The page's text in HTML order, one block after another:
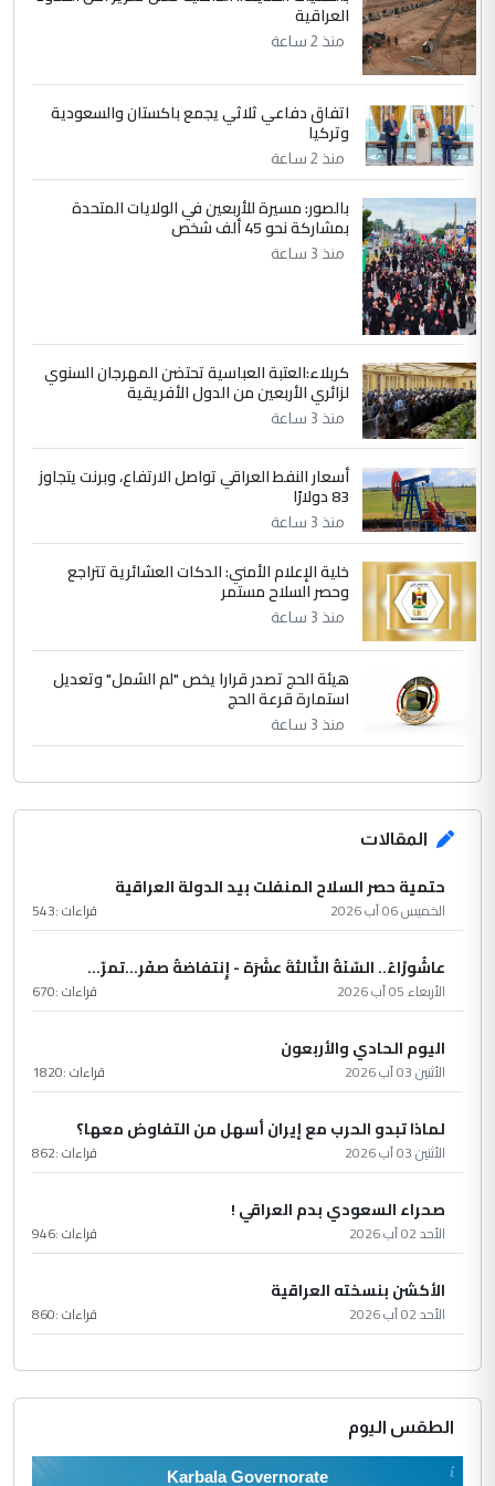
4 سردار
التعليق : واحد من عصابة علي ماما يسقط
جنسية الرافد الثالث للعراق ومن اصول عريقة
الموضوع :
الجواهري يرد على صدام حسين سل
مضجعيك يابن الزنا (نص كامل)
5 سردار
التعليق : واحد من عصابة علي ماما يسقط
جنسية الرافد الثالث للعراق ومن اصول عريقة
ابا فرات ...
الموضوع :الجواهري يرد على صدام حسين سل
مضجعيك يابن الزنا (نص كامل)
العراقية
منذ 2 ساعة
اتفاق دفاعي ثلاثي يجمع باكستان والسعودية
وتركيا
منذ 2 ساعة
بالصور: مسيرة للأربعين في الولايات المتحدة
بمشاركة نحو 45 ألف شخص
منذ 3 ساعة
كربلاء:العتبة العباسية تحتضن المهرجان السنوي
لزائري الأربعين من الدول الأفريقية
منذ 3 ساعة
أسعار النفط العراقي تواصل الارتفاع، وبرنت يتجاوز
83 دولارًا
منذ 3 ساعة
خلية الإعلام الأمني: الدكات العشائرية تتراجع
وحصر السلاح مستمر
منذ 3 ساعة
هيئة الحج تصدر قرارا يخص "لم الشمل" وتعديل
استمارة قرعة الحج
منذ 3 ساعة
المقالات
حتمية حصر السلاح المنفلت بيد الدولة العراقية
الخميس 06 آب 2026 قراءات :543
عاشُورْاءُ.. السّنَةُ الثّالثةَ عشَرَة - إِنتفاضةُ صفَر…تمرّ...
الأربعاء 05 آب 2026 قراءات :670
اليوم الحادي والأربعون
الأثنين 03 آب 2026 قراءات :1820
لماذا تبدو الحرب مع إيران أسهل من التفاوض معها؟
الأثنين 03 آب 2026 قراءات :862
صحراء السعودي بدم العراقي !
الأحد 02 آب 2026 قراءات :946
الأكشن بنسخته العراقية
الأحد 02 آب 2026 قراءات :860
الطقس اليوم
Karbala Governorate